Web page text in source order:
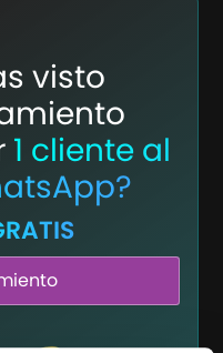
visto
1 cliente al